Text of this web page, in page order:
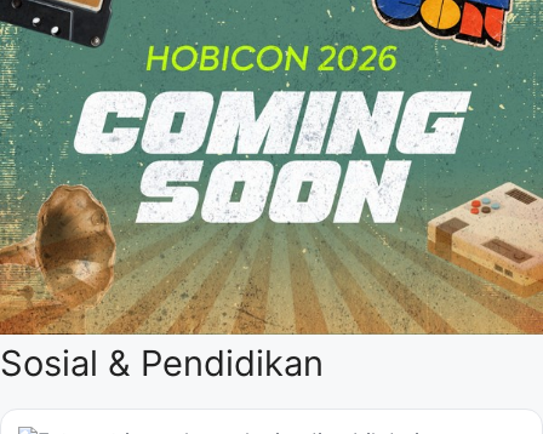
Sosial & Pendidikan